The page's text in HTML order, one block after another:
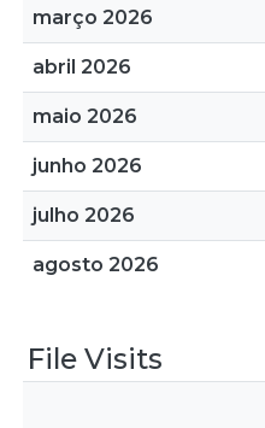
março 2026
abril 2026
maio 2026
junho 2026
julho 2026
agosto 2026
File Visits